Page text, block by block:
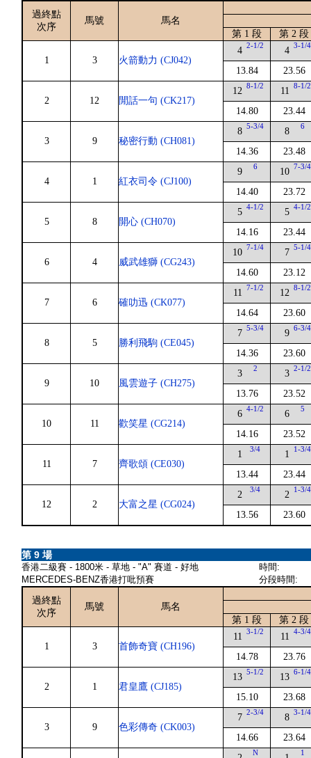
過終點
次序
馬號
馬名
第 1 段
第 2 段
1 3 火箭動力 (CJ042)
4 2-1/2
13.84
4 3-1/4
23.56
2 12 閒話一句 (CK217)
12 8-1/2
14.80
11 8-1/2
23.44
3 9 秘密行動 (CH081)
8 5-3/4
14.36
8 6
23.48
4 1 紅衣司令 (CJ100)
9 6
14.40
10 7-3/4
23.72
5 8 開心 (CH070)
5 4-1/2
14.16
5 4-1/2
23.44
6 4 威武雄獅 (CG243)
10 7-1/4
14.60
7 5-1/4
23.12
7 6 確叻迅 (CK077)
11 7-1/2
14.64
12 8-1/2
23.60
8 5 勝利飛駒 (CE045)
7 5-3/4
14.36
9 6-3/4
23.60
9 10 風雲遊子 (CH275)
3 2
13.76
3 2-1/2
23.52
10 11 歡笑星 (CG214)
6 4-1/2
14.16
6 5
23.52
11 7 齊歌頌 (CE030)
1 3/4
13.44
1 1-3/4
23.44
12 2 大富之星 (CG024)
2 3/4
13.56
2 1-3/4
23.60
第 9 場
香港二級賽 - 1800米 - 草地 - "A" 賽道 - 好地
MERCEDES-BENZ香港打吡預賽
時間:
分段時間:
過終點
次序
馬號
馬名
第 1 段
第 2 段
1 3 首飾奇寶 (CH196)
11 3-1/2
14.78
11 4-3/4
23.76
2 1 君皇鷹 (CJ185)
13 5-1/2
15.10
13 6-1/4
23.68
3 9 色彩傳奇 (CK003)
7 2-3/4
14.66
8 3-1/4
23.64
N 1